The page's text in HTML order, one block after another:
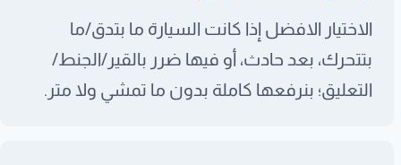
الاختيار الافضل إذا كانت السيارة ما بتدق/ما
بتتحرك، بعد حادث، أو فيها ضرر بالقير/الجنط/
التعليق؛ بنرفعها كاملة بدون ما تمشي ولا متر.